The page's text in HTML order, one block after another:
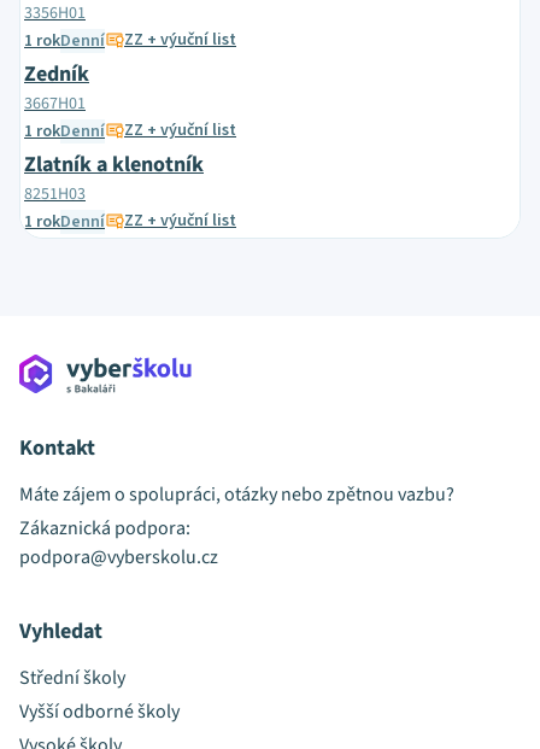
3356H01
1 rokDenní ZZ + výuční list
Zedník
3667H01
1 rokDenní ZZ + výuční list
Zlatník a klenotník
8251H03
1 rokDenní ZZ + výuční list
Kontakt
Máte zájem o spolupráci, otázky nebo zpětnou vazbu?
Zákaznická podpora:
podpora@vyberskolu.cz
Vyhledat
Střední školy
Vyšší odborné školy